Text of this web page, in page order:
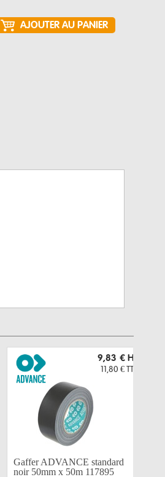
9,83 € HT
11,80 € TTC
Gaffer ADVANCE standard
noir 50mm x 50m 117895